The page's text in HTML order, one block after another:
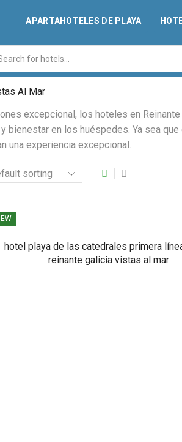
APARTAHOTELES DE PLAYA
Al Mar
excepcional, los hoteles en
bienestar en los huéspedes. Ya sea
una experiencia excepcional.